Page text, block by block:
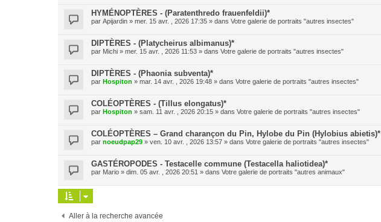
HYMÉNOPTÈRES - (Paratenthredo frauenfeldii)*
par Apijardin » mer. 15 avr. , 2026 17:35 » dans Votre galerie de portraits "autres insectes"
DIPTÈRES - (Platycheirus albimanus)*
par Michi » mer. 15 avr. , 2026 11:53 » dans Votre galerie de portraits "autres insectes"
DIPTÈRES - (Phaonia subventa)*
par Hospiton » mar. 14 avr. , 2026 19:48 » dans Votre galerie de portraits "autres insectes"
COLÉOPTÈRES - (Tillus elongatus)*
par Hospiton » sam. 11 avr. , 2026 20:15 » dans Votre galerie de portraits "autres insectes"
COLÉOPTÈRES – Grand charançon du Pin, Hylobe du Pin (Hylobius abietis)*
par noeudpap29 » ven. 10 avr. , 2026 13:57 » dans Votre galerie de portraits "autres insectes"
GASTÉROPODES - Testacelle commune (Testacella haliotidea)*
par Mario » dim. 05 avr. , 2026 20:51 » dans Votre galerie de portraits "autres animaux"
Aller à la recherche avancée